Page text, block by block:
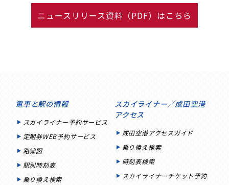
ニュースリリース資料（PDF）はこちら
電車と駅の情報
スカイライナー予約サービス
定期券WEB予約サービス
路線図
駅別時刻表
乗り換え検索
スカイライナー／成田空港
アクセス
成田空港アクセスガイド
乗り換え検索
時刻表検索
スカイライナーチケット予約